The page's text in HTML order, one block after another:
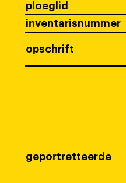
ploeglid
inventarisnummer
opschrift
geportretteerde